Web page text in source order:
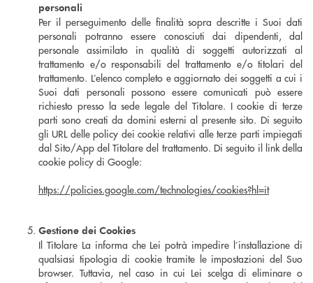
personali
Per il perseguimento delle finalità sopra descritte i Suoi dati
personali potranno essere conosciuti dai dipendenti, dal
personale assimilato in qualità di soggetti autorizzati al
trattamento e/o responsabili del trattamento e/o titolari del
trattamento. L’elenco completo e aggiornato dei soggetti a cui i
Suoi dati personali possono essere comunicati può essere
richiesto presso la sede legale del Titolare. I cookie di terze
parti sono creati da domini esterni al presente sito. Di seguito
gli URL delle policy dei cookie relativi alle terze parti impiegati
dal Sito/App del Titolare del trattamento. Di seguito il link della
cookie policy di Google:
https://policies.google.com/technologies/cookies?hl=it
Gestione dei Cookies
Il Titolare La informa che Lei potrà impedire l’installazione di
qualsiasi tipologia di cookie tramite le impostazioni del Suo
browser. Tuttavia, nel caso in cui Lei scelga di eliminare o